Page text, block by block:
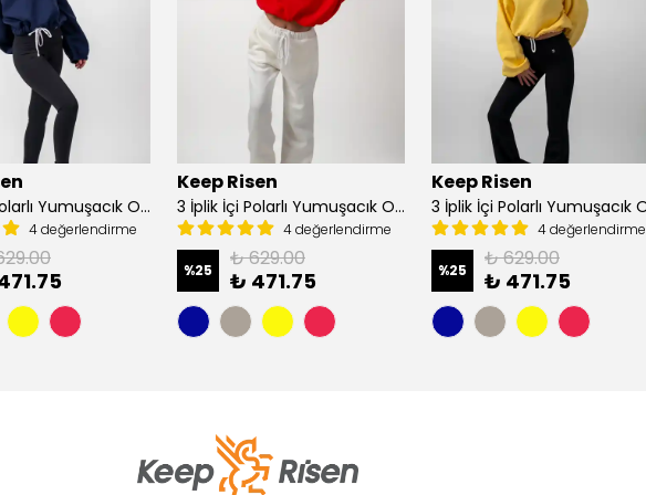
3 İplik İçi Polarlı Yumuşacık Oversize Kadın Crop Sweatshirt - Lacivert
4 değerlendirme
Keep Risen
3 İplik İçi Polarlı Yumuşacık Oversize Kadın Crop Sweatshirt - Mercan
4 değerlendirme
%25 ₺ 629.00
₺ 471.75
Keep Risen
4 değerlendirme
%25 ₺ 629.00
₺ 471.75